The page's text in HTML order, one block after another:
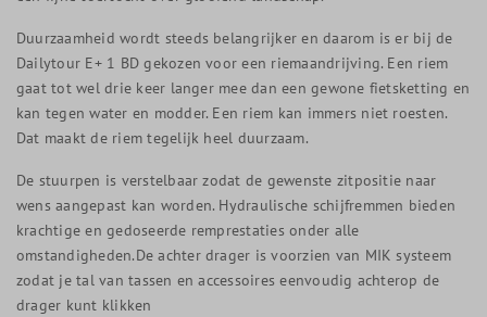
Duurzaamheid wordt steeds belangrijker en daarom is er bij de
Dailytour E+ 1 BD gekozen voor een riemaandrijving. Een riem
gaat tot wel drie keer langer mee dan een gewone fietsketting en
kan tegen water en modder. Een riem kan immers niet roesten.
Dat maakt de riem tegelijk heel duurzaam.
De stuurpen is verstelbaar zodat de gewenste zitpositie naar
wens aangepast kan worden. Hydraulische schijfremmen bieden
krachtige en gedoseerde remprestaties onder alle
omstandigheden.De achter drager is voorzien van MIK systeem
zodat je tal van tassen en accessoires eenvoudig achterop de
drager kunt klikken